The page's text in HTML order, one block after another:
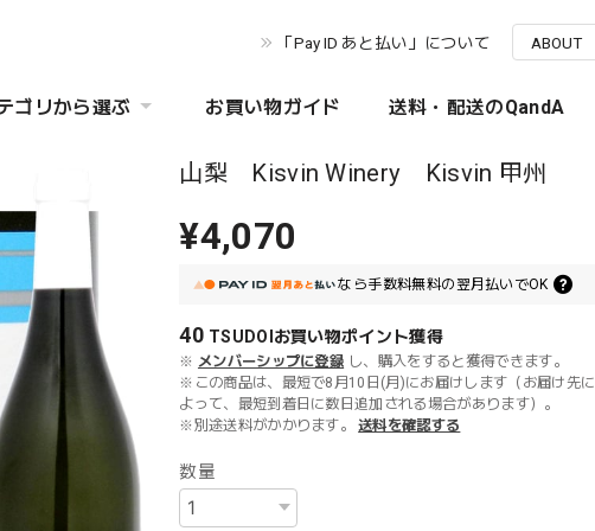
「Pay ID あと払い」について ABOUT
ゴリから選ぶ お買い物ガイド 送料・配送のQandA
山梨 Kisvin Winery Kisvin 甲州
¥4,070
なら手数料無料の 翌月払いでOK
40 TSUDOIお買い物ポイント獲得
※ メンバーシップに登録 し、購入をすると獲得できます。
※この商品は、最短で8月10日(月)にお届けします（お届け先に
よって、最短到着日に数日追加される場合があります）。
※別途送料がかかります。
送料を確認する
数量